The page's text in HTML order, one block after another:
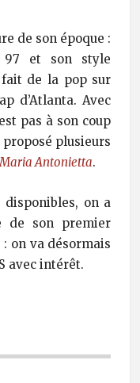
de son époque :
et son style
de la pop sur
d’Atlanta. Avec
pas à son coup
proposé plusieurs
Antonietta.
disponibles, on a
de son premier
on va désormais
avec intérêt.